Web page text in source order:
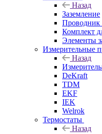
Назад
Заземление
Проводник
Комплект
Элементы
Измерительные
Назад
DeKraft
TDM
EKF
IEK
Welrok
Термостаты
Назад